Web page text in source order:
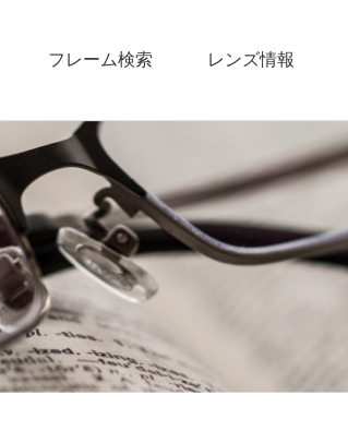
フレーム検索 レンズ情報